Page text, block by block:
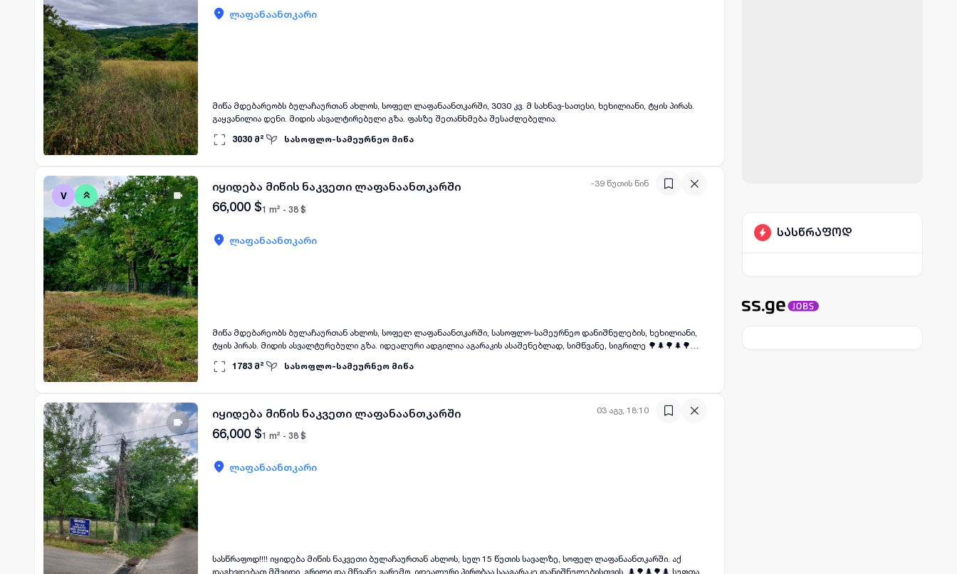
ლაფანაანთკარი
მიწა მდებარეობს ბულაჩაურთან ახლოს, სოფელ ლაფანაანთკარში, 3030 კვ. მ სახნავ-სათესი, ხეხილიანი, ტყის პირას.
გაყვანილია დენი. მიდის ასვალტირებული გზა. ფასზე შეთანხმება შესაძლებელია.
3030 მ² სასოფლო-სამეურნეო მიწა
-39 წუთის წინ
იყიდება მიწის ნაკვეთი ლაფანაანთკარში
66,000 $1 m² - 38 $
ლაფანაანთკარი
მიწა მდებარეობს ბულაჩაურთან ახლოს, სოფელ ლაფანაანთკარში, სასოფლო-სამეურნეო დანიშნულების, ხეხილიანი,
ტყის პირას. მიდის ასვალტურებული გზა. იდეალური ადგილია აგარაკის ასაშენებლად, სიმწვანე, სიგრილე 🌳🌲🌳🌲🌳
1783 მ² სასოფლო-სამეურნეო მიწა
03 აგვ, 18:10
იყიდება მიწის ნაკვეთი ლაფანაანთკარში
66,000 $1 m² - 38 $
ლაფანაანთკარი
სასწრაფოდ!!!! იყიდება მიწის ნაკვეთი ბულაჩაურთან ახლოს, სულ 15 წუთის სავალზე, სოფელ ლაფანაანთკარში. აქ
დაგხვდებათ მშვიდი, გრილი და მწვანე გარემო, იდეალური პირობაა სააგარაკე დანიშნულებისთვის. 🌲🌳🌲🌳🌲 სუფთა
სასწრაფოდ